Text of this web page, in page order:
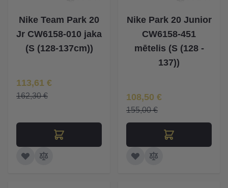
Nike Team Park 20
Jr CW6158-010 jaka
(S (128-137cm))
Īpaša Cena
113,61 €
162,30 €
Nike Park 20 Junior
CW6158-451
mētelis (S (128 -
137))
Īpaša Cena
108,50 €
155,00 €